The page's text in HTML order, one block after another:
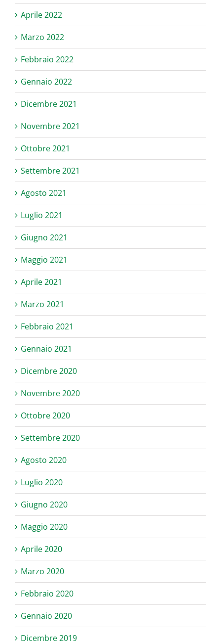
Aprile 2022
Marzo 2022
Febbraio 2022
Gennaio 2022
Dicembre 2021
Novembre 2021
Ottobre 2021
Settembre 2021
Agosto 2021
Luglio 2021
Giugno 2021
Maggio 2021
Aprile 2021
Marzo 2021
Febbraio 2021
Gennaio 2021
Dicembre 2020
Novembre 2020
Ottobre 2020
Settembre 2020
Agosto 2020
Luglio 2020
Giugno 2020
Maggio 2020
Aprile 2020
Marzo 2020
Febbraio 2020
Gennaio 2020
Dicembre 2019